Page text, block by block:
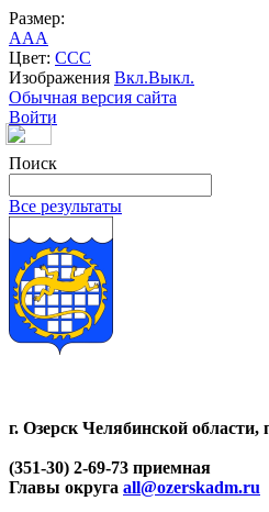
Размер:
AAA
Цвет: CCC
Изображения Вкл.Выкл.
Обычная версия сайта
Войти
Поиск
Все результаты
г. Озерск Челябинской области,
(351-30) 2-69-73 приемная
Главы округа all@ozerskadm.ru